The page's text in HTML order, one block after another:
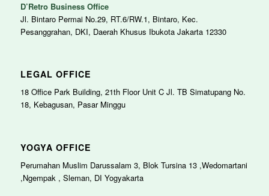
D’Retro Business Office
Jl. Bintaro Permai No.29, RT.6/RW.1, Bintaro, Kec.
Pesanggrahan, DKI, Daerah Khusus Ibukota Jakarta 12330
LEGAL OFFICE
18 Office Park Building, 21th Floor Unit C Jl. TB Simatupang No.
18, Kebagusan, Pasar Minggu
YOGYA OFFICE
Perumahan Muslim Darussalam 3, Blok Tursina 13 ,Wedomartani
,Ngempak , Sleman, DI Yogyakarta